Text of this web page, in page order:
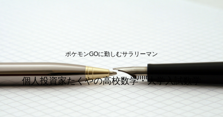
ポケモンGOに勤しむサラリーマン
個人投資家たくやの高校数学・大学入試数学